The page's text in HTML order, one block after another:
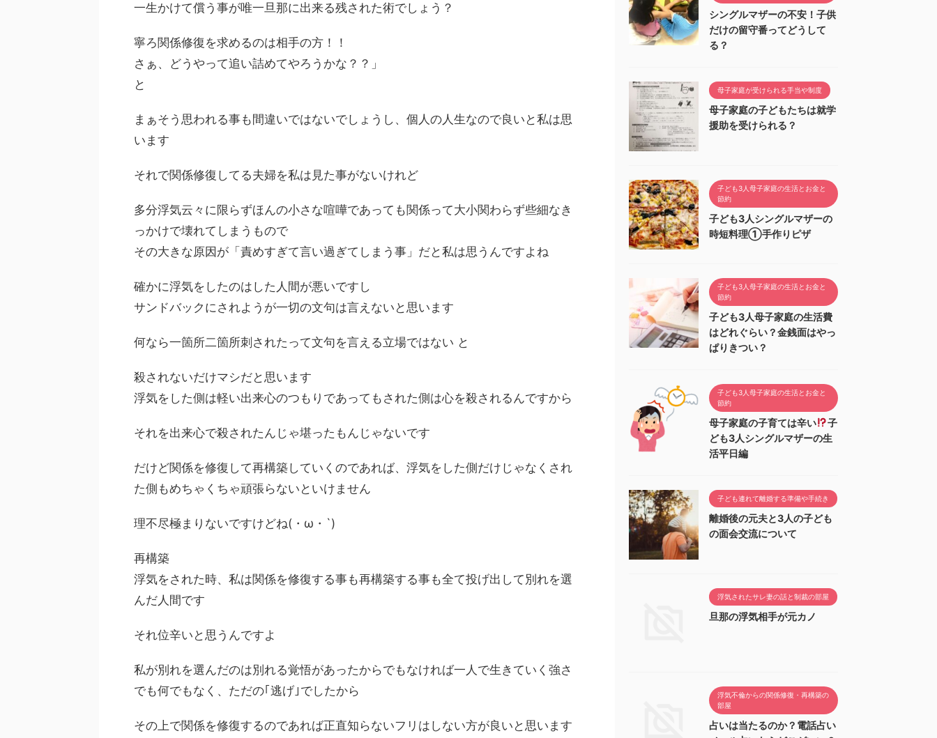
一生かけて償う事が唯一旦那に出来る残された術でしょう？
寧ろ関係修復を求めるのは相手の方！！
さぁ、どうやって追い詰めてやろうかな？？」
と
まぁそう思われる事も間違いではないでしょうし、個人の人生なので良いと私は思
います
それで関係修復してる夫婦を私は見た事がないけれど
多分浮気云々に限らずほんの小さな喧嘩であっても関係って大小関わらず些細なき
っかけで壊れてしまうもので
その大きな原因が「責めすぎて言い過ぎてしまう事」だと私は思うんですよね
確かに浮気をしたのはした人間が悪いですし
サンドバックにされようが一切の文句は言えないと思います
何なら一箇所二箇所刺されたって文句を言える立場ではない と
殺されないだけマシだと思います
浮気をした側は軽い出来心のつもりであってもされた側は心を殺されるんですから
それを出来心で殺されたんじゃ堪ったもんじゃないです
だけど関係を修復して再構築していくのであれば、浮気をした側だけじゃなくされ
た側もめちゃくちゃ頑張らないといけません
理不尽極まりないですけどね(・ω・`)
再構築
浮気をされた時、私は関係を修復する事も再構築する事も全て投げ出して別れを選
んだ人間です
それ位辛いと思うんですよ
私が別れを選んだのは別れる覚悟があったからでもなければ一人で生きていく強さ
でも何でもなく、ただの｢逃げ｣でしたから
その上で関係を修復するのであれば正直知らないフリはしない方が良いと思います
シングルマザーの不安！子供
だけの留守番ってどうして
る？
母子家庭が受けられる手当や制度
母子家庭の子どもたちは就学
援助を受けられる？
子ども3人母子家庭の生活とお金と
節約
子ども3人シングルマザーの
時短料理①手作りピザ
子ども3人母子家庭の生活とお金と
節約
子ども3人母子家庭の生活費
はどれぐらい？金銭面はやっ
ぱりきつい？
子ども3人母子家庭の生活とお金と
節約
母子家庭の子育ては辛い
子
ども3人シングルマザーの生
活平日編
子ども連れて離婚する準備や手続き
離婚後の元夫と3人の子ども
の面会交流について
浮気されたサレ妻の話と制裁の部屋
旦那の浮気相手が元カノ
浮気不倫からの関係修復・再構築の
部屋
占いは当たるのか？電話占い